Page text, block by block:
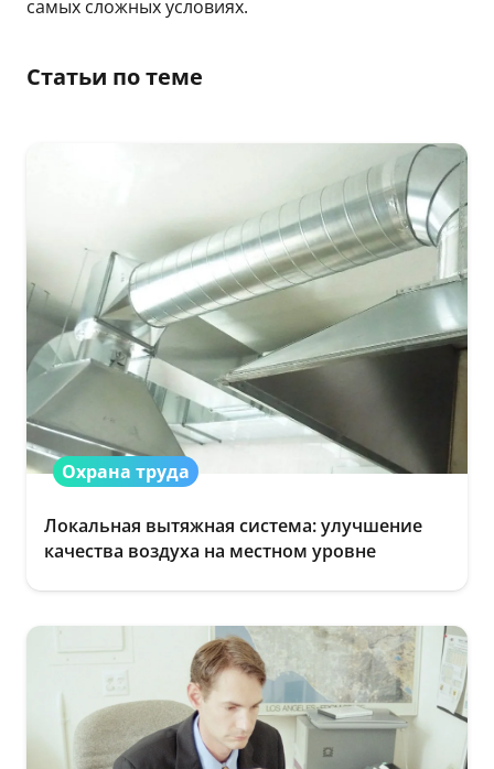
самых сложных условиях.
Статьи по теме
Охрана труда
Локальная вытяжная система: улучшение
качества воздуха на местном уровне